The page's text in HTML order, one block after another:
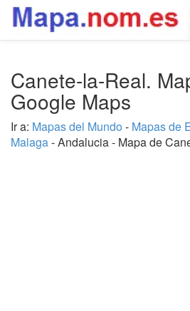
Canete-la-Real.
Google Maps
Ir a: Mapas del Mundo - Mapas de
Malaga- Andalucia - Mapa de